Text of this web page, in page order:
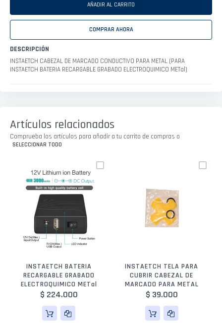
AÑADIR AL CARRITO
COMPRAR AHORA
DESCRIPCIÓN
INSTAETCH CABEZAL DE MARCADO CONDUCTIVO PARA METAL (PARA
INSTAETCH BATERIA RECARGABLE GRABADO ELECTROQUIMICO METal)
Artículos relacionados
Comprueba los artículos para añadir a tu carrito de compras o
SELECCIONAR TODO
INSTAETCH BATERIA
RECARGABLE GRABADO
ELECTROQUIMICO METal
$ 224.000
INSTAETCH TELA PARA
CUBRIR CABEZAL DE
MARCADO PARA METAL
$ 39.000